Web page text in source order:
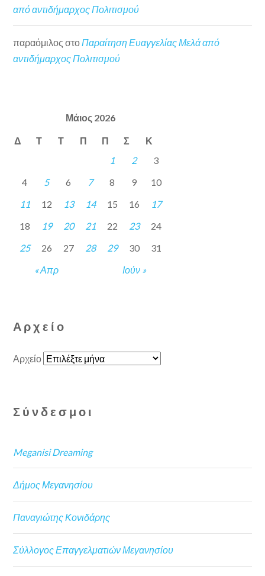
από αντιδήμαρχος Πολιτισμού
παραόμιλος στο Παραίτηση Ευαγγελίας Μελά από
αντιδήμαρχος Πολιτισμού
Μάιος 2026
Δ Τ Τ Π Π Σ Κ
« Απρ Ιούν »
1 2
3
4
5 6 7 8 9
10
11
12 13 14 15 16
17
18
19 20 21 22 23
24
25
26 27 28 29 30 31
Αρχείο
Αρχείο
Σύνδεσμοι
Meganisi Dreaming
Δήμος Μεγανησίου
Παναγιώτης Κονιδάρης
Σύλλογος Επαγγελματιών Μεγανησίου